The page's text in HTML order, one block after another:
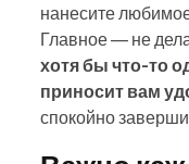
нанесите
Главное — не
хотя бы что-то
приносит вам
спокойно